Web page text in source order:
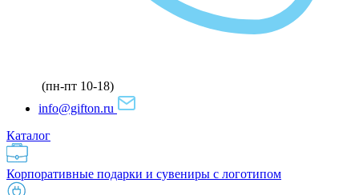
(пн-пт 10-18)
info@gifton.ru
Каталог
Корпоративные подарки и сувениры с логотипом